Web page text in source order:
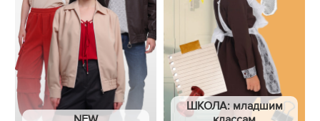
ШКОЛА: младшим